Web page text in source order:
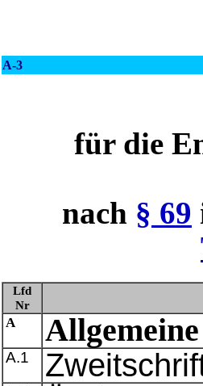
A-3
für die
nach § 69
Lfd
Nr
A
A.1